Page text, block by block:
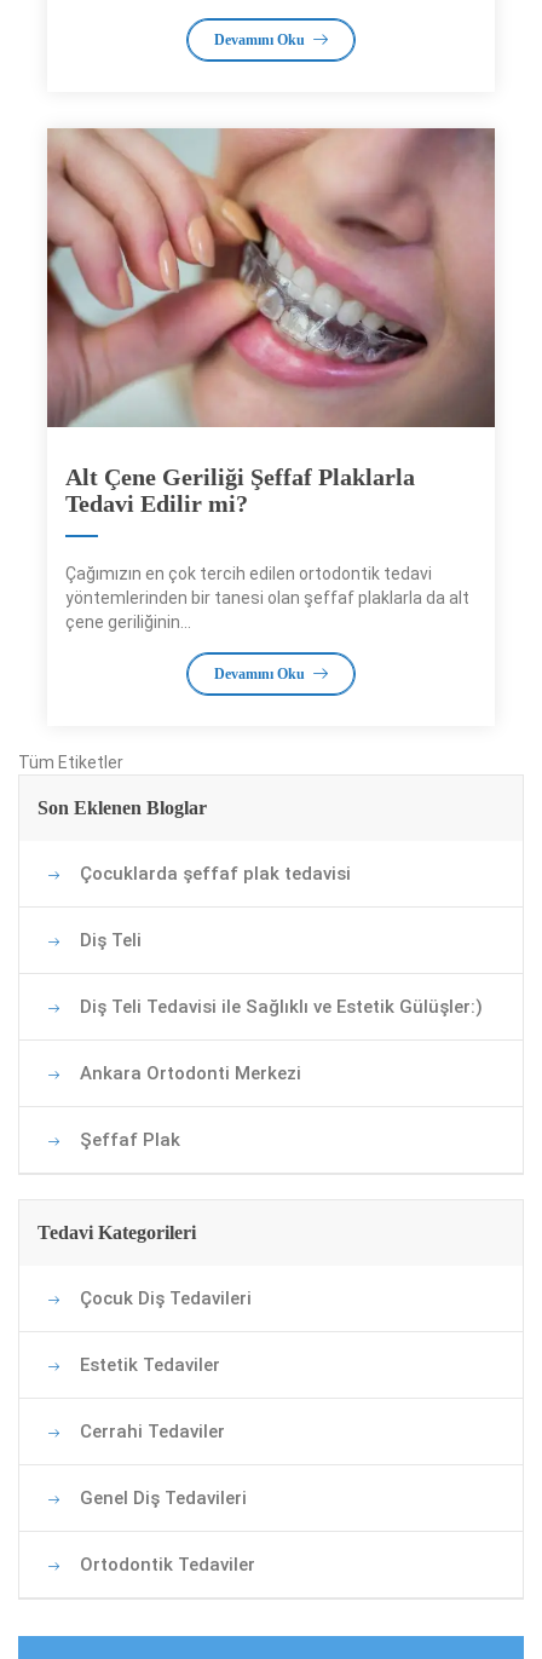
Devamını Oku
Alt Çene Geriliği Şeffaf Plaklarla
Tedavi Edilir mi?
Çağımızın en çok tercih edilen ortodontik tedavi
yöntemlerinden bir tanesi olan şeffaf plaklarla da alt
çene geriliğinin...
Devamını Oku
Tüm Etiketler
Son Eklenen Bloglar
Çocuklarda şeffaf plak tedavisi
Diş Teli
Diş Teli Tedavisi ile Sağlıklı ve Estetik Gülüşler:)
Ankara Ortodonti Merkezi
Şeffaf Plak
Tedavi Kategorileri
Çocuk Diş Tedavileri
Estetik Tedaviler
Cerrahi Tedaviler
Genel Diş Tedavileri
Ortodontik Tedaviler